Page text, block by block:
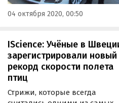
которые ранее озвучивали
аналитики.
04 октября 2020, 00:50
IScience: Учёные в
зарегистрировали новый
рекорд скорости полета
птиц
Стрижи, которые всегда